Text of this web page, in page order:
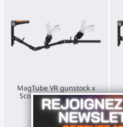
MagTube VR gunstock x
ScopeOG pour PS VR 2
Sony PS VR2
210,00 €